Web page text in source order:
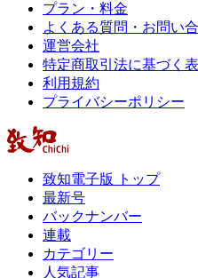
プラン・料金
よくある質問・お問い
運営会社
特定商取引法に基づく
利用規約
プライバシーポリシー
致知電子版 トップ
最新号
バックナンバー
連載
カテゴリー
人気記事